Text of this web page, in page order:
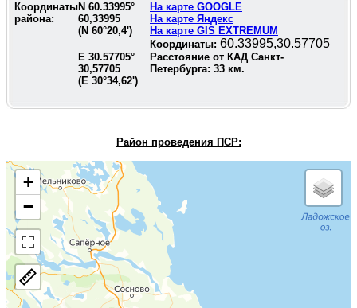
Координаты
района:
N 60.33995°
60,33995
(N 60°20,4')
На карте GOOGLE
На карте Яндекс
На карте GIS EXTREMUM
Координаты: 60.33995,30.57705
E 30.57705°
30,57705
(E 30°34,62')
Расстояние от КАД Санкт-
Петербурга: 33 км.
Район проведения ПСР:
+
−